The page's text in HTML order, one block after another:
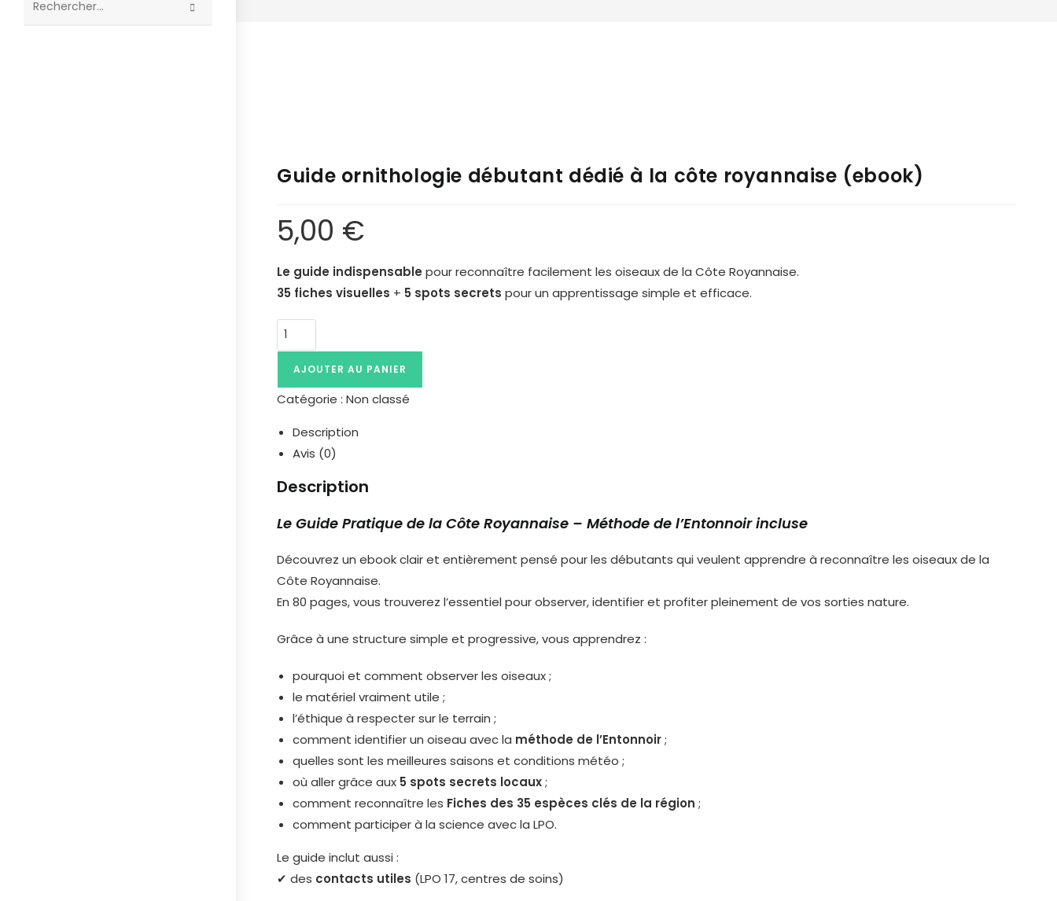
Guide ornithologie débutant dédié à la côte royannaise (ebook)
5,00 €
Le guide indispensable pour reconnaître facilement les oiseaux de la Côte Royannaise.
35 fiches visuelles + 5 spots secrets pour un apprentissage simple et efficace.
AJOUTER AU PANIER
Catégorie :Non classé
Description
Avis (0)
Description
Le Guide Pratique de la Côte Royannaise – Méthode de l’Entonnoir incluse
Découvrez un ebook clair et entièrement pensé pour les débutants qui veulent apprendre à reconnaître les oiseaux de la
Côte Royannaise.
En 80 pages, vous trouverez l’essentiel pour observer, identifier et profiter pleinement de vos sorties nature.
Grâce à une structure simple et progressive, vous apprendrez :
pourquoi et comment observer les oiseaux ;
le matériel vraiment utile ;
l’éthique à respecter sur le terrain ;
comment identifier un oiseau avec la méthode de l’Entonnoir;
quelles sont les meilleures saisons et conditions météo ;
où aller grâce aux 5 spots secrets locaux;
comment reconnaître les Fiches des 35 espèces clés de la région ;
comment participer à la science avec la LPO.
Le guide inclut aussi :
✔ des contacts utiles (LPO 17, centres de soins)